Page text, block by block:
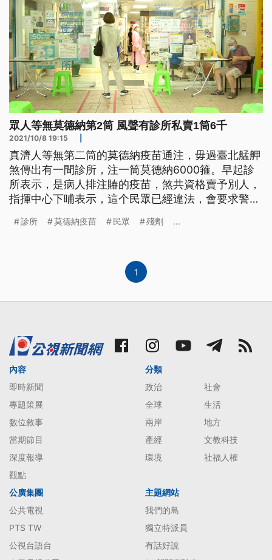
眾人等無莫德納第2筒 風聲有診所私賣1筒6千
2021/10/8 19:15
真濟人等無第二筒的莫德納疫苗通注，毋過臺北艋舺
煞傳出有一間診所，注一筒莫德納6000箍。早起診
所表示，是病人排注賰的疫苗，煞共資格賣予別人，
指揮中心下晡表示，這个民眾已經違法，會要求警方
也有診所咧賣莫德納注賰的疫苗，注2筒要3萬2千
診所 莫德納疫苗 民眾 殘劑 ...
1
內容
即時新聞
專題策展
數位敘事
當期節目
深度報導
觀點
分類
政治
社會
全球
生活
兩岸
地方
產經
文教科技
環境
社福人權
公廣集團
公共電視
PTS TW
公視台語台
主題網站
我們的島
獨立特派員
有話好說